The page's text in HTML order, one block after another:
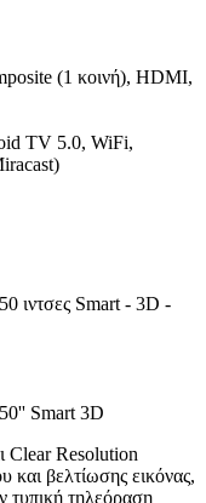
(1 κοινή), HDMI,
TV 5.0, WiFi,
ιντσες Smart - 3D -
Smart 3D
Clear Resolution
και βελτίωσης εικόνας,
τυπική τηλεόραση